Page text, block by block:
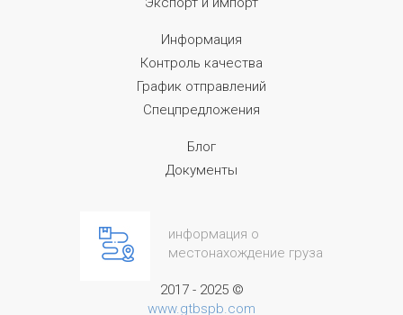
Информация
Контроль качества
График отправлений
Спецпредложения
Блог
Документы
информация о
местонахождение груза
2017 - 2025 ©
www.gtbspb.com